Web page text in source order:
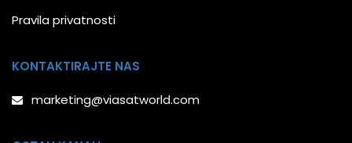
Pravila privatnosti
KONTAKTIRAJTE NAS
marketing@viasatworld.com